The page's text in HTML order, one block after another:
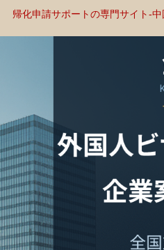
帰化申請サポートの専門サイト-